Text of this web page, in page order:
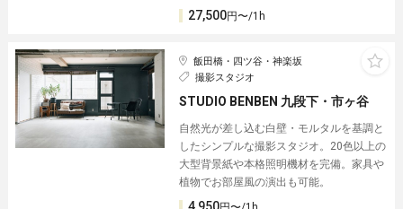
27,500円〜/1h
飯田橋・四ツ谷・神楽坂
撮影スタジオ
STUDIO BENBEN 九段下・市ヶ谷
自然光が差し込む白壁・モルタルを基調と
したシンプルな撮影スタジオ。20色以上の
大型背景紙や本格照明機材を完備。家具や
植物でお部屋風の演出も可能。